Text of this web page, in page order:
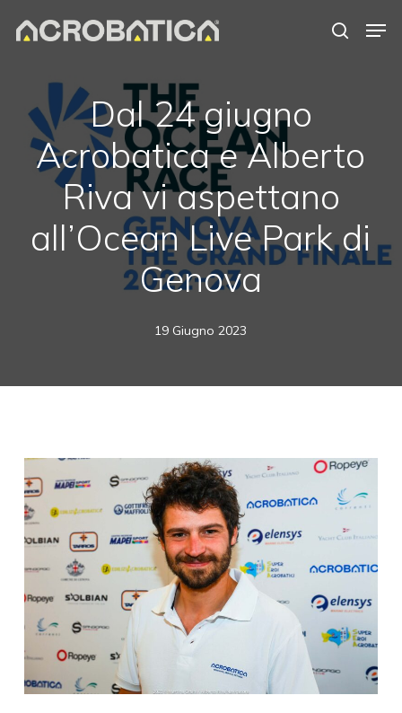
content
Dal 24 giugno
Acrobatica e Alberto
Riva vi aspettano
all’Ocean Live Park di
Genova
19 Giugno 2023